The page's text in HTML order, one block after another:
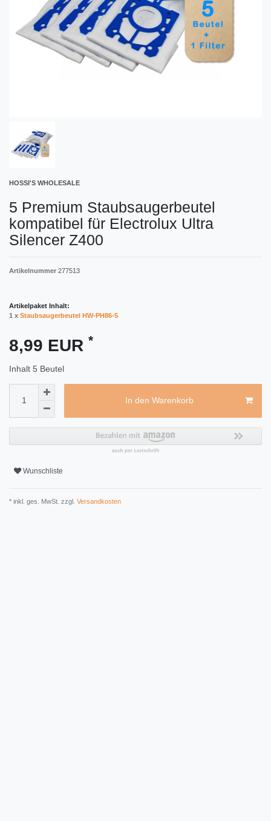
HOSSI'S WHOLESALE
5 Premium Staubsaugerbeutel
kompatibel für Electrolux Ultra
Silencer Z400
Artikelnummer 277513
Artikelpaket Inhalt:
1 x Staubsaugerbeutel HW-PH86-5
8,99 EUR *
Inhalt 5 Beutel
In den Warenkorb
Wunschliste
* inkl. ges. MwSt. zzgl. Versandkosten